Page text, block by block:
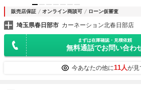
販売店保証 オンライン商談可 ローン仮審査
埼玉県春日部市 カーネーション北春日部店
まずは在庫確認・見積依頼
無料通話でお問い合わ
今あなたの他に11人が見